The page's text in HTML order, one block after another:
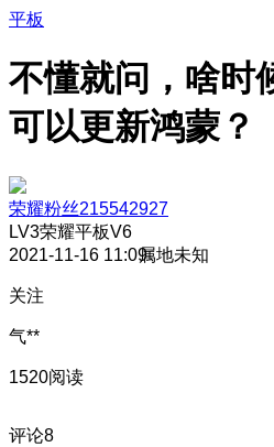
平板
不懂就问，啥时
可以更新鸿蒙？
荣耀粉丝215542927
LV3荣耀平板V6
2021-11-16 11:09属地未知
关注
气**
1520阅读
评论8